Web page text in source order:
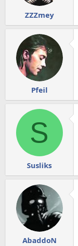
ZZZmey
Pfeil
S
Susliks
AbaddoN